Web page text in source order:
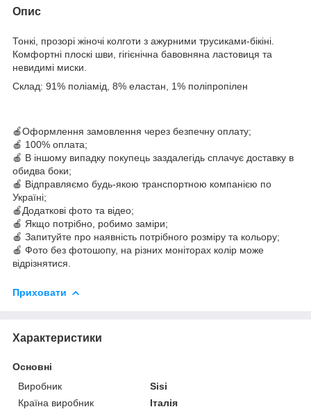
Опис
Тонкі, прозорі жіночі колготи з ажурними трусиками-бікіні.
Комфортні плоскі шви, гігієнічна бавовняна ластовиця та
невидимі миски.
Склад: 91% поліамід, 8% еластан, 1% поліпропілен
🍎Оформлення замовлення через безпечну оплату;
🍎 100% оплата;
🍎 В іншому випадку покупець заздалегідь сплачує доставку в
обидва боки;
🍎 Відправляємо будь-якою транспортною компанією по
Україні;
🍎Додаткові фото та відео;
🍎 Якщо потрібно, робимо заміри;
🍎 Запитуйте про наявність потрібного розміру та кольору;
🍎 Фото без фотошопу, на різних моніторах колір може
відрізнятися.
Приховати
Характеристики
Основні
Виробник
Sisi
Країна виробник
Італія